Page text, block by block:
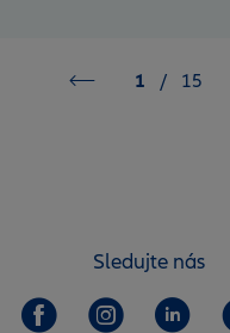
1 / 15
Sledujte nás